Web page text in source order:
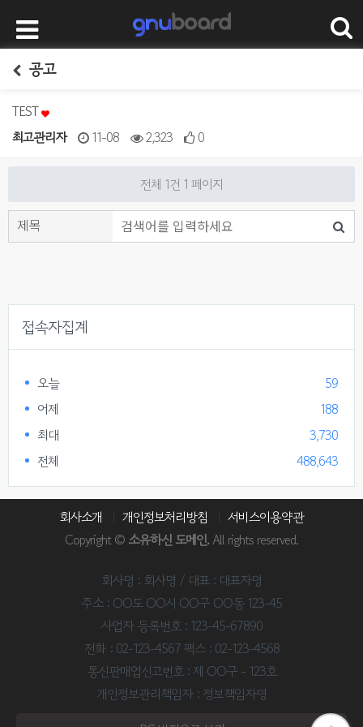
공고
TEST
최고관리자
11-08 2,323 0
전체 1건 1 페이지
접속자집계
오늘
59
어제
188
최대
3,730
전체
488,643
회사소개 개인정보처리방침
서비스이용약관
Copyright © 소유하신 도메인.All rights reserved.
회사명 : 회사명 / 대표 : 대표자명
주소 : OO도 OO시 OO구 OO동 123-45
사업자 등록번호 : 123-45-67890
전화 : 02-123-4567 팩스 : 02-123-4568
통신판매업신고번호 : 제 OO구 - 123호
개인정보관리책임자 : 정보책임자명